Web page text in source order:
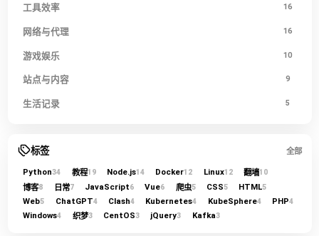
工具效率 16
网络与代理 16
游戏娱乐 10
站点与内容 9
生活记录 5
标签 全部
Python34 教程19 Node.js14 Docker12 Linux12 翻墙10
博客8 日常7 JavaScript6 Vue6 爬虫5 CSS5 HTML5
Web5 ChatGPT4 Clash4 Kubernetes4 KubeSphere4 PHP4
Windows4 织梦3 CentOS3 jQuery3 Kafka3